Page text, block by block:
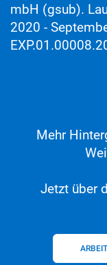
mbH (gsub).
2020 -
Mehr
Jetzt über